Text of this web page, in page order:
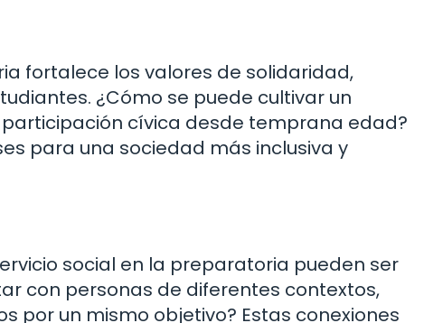
fortalece los valores de solidaridad,
¿Cómo se puede cultivar un
cívica desde temprana edad?
para una sociedad más inclusiva y
social en la preparatoria pueden ser
con personas de diferentes contextos,
por un mismo objetivo? Estas conexiones